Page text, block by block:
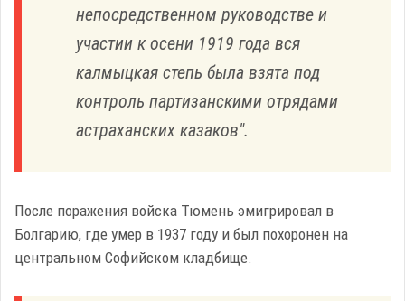
непосредственном руководстве и
участии к осени 1919 года вся
калмыцкая степь была взята под
контроль партизанскими отрядами
астраханских казаков".
После поражения войска Тюмень эмигрировал в
Болгарию, где умер в 1937 году и был похоронен на
центральном Софийском кладбище.